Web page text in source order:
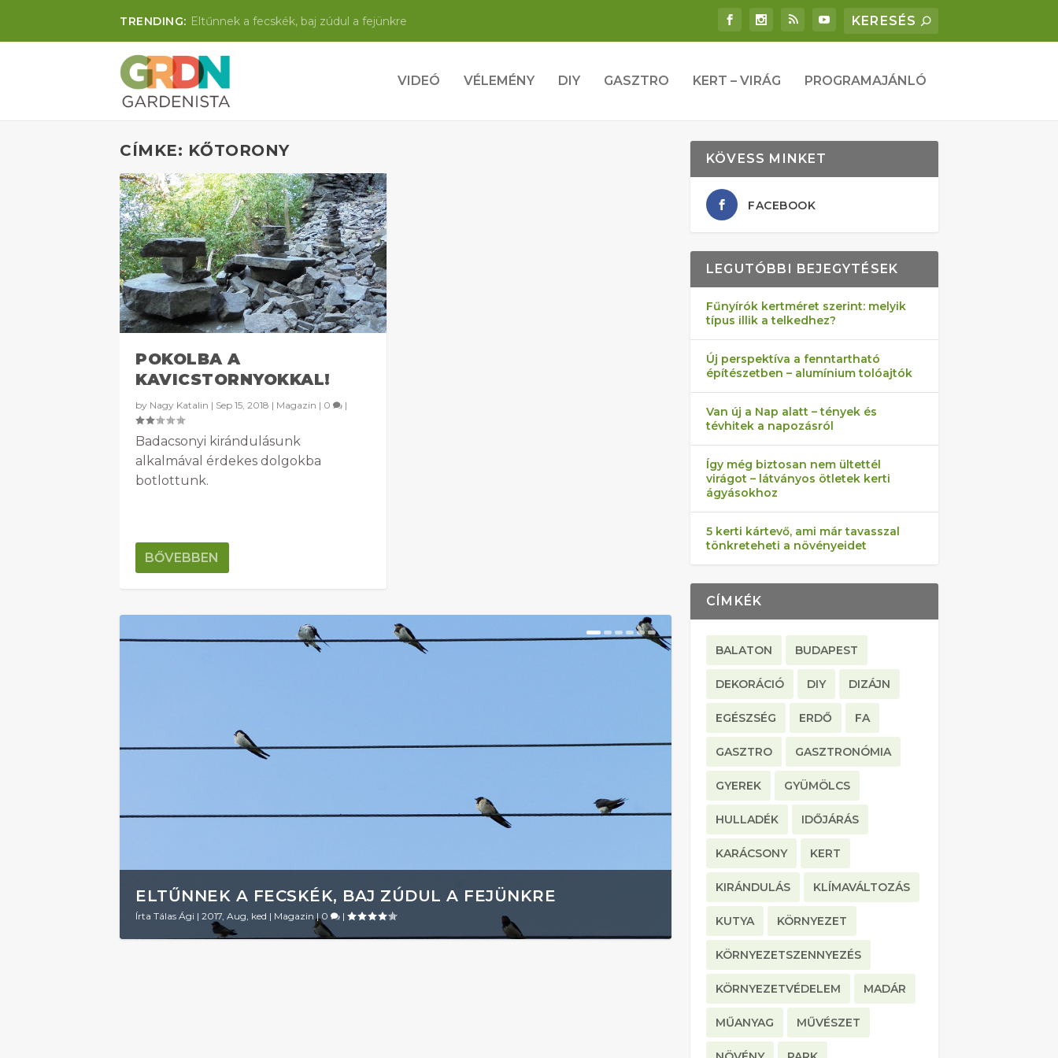
TRENDING: Eltűnnek a fecskék, baj zúdul a fejünkre
VIDEÓ VÉLEMÉNY DIY GASZTRO KERT – VIRÁG PROGRAMAJÁNLÓ
CÍMKE: KŐTORONY
POKOLBA A
KAVICSTORNYOKKAL!
by Nagy Katalin | Sep 15, 2018 | Magazin | 0 |
Badacsonyi kirándulásunk
alkalmával érdekes dolgokba
botlottunk.
BŐVEBBEN
ELTŰNNEK A FECSKÉK, BAJ ZÚDUL A FEJÜNKRE
Írta Tálas Ági | 2017, Aug, ked | Magazin | 0 |
KÖVESS MINKET
FACEBOOK
LEGUTÓBBI BEJEGYTÉSEK
Fűnyírók kertméret szerint: melyik
típus illik a telkedhez?
Új perspektíva a fenntartható
építészetben – alumínium tolóajtók
Van új a Nap alatt – tények és
tévhitek a napozásról
Így még biztosan nem ültettél
virágot – látványos ötletek kerti
ágyásokhoz
5 kerti kártevő, ami már tavasszal
tönkreteheti a növényeidet
CÍMKÉK
BALATON BUDAPEST
DEKORÁCIÓ DIY DIZÁJN
EGÉSZSÉG ERDŐ FA
GASZTRO GASZTRONÓMIA
GYEREK GYÜMÖLCS
HULLADÉK IDŐJÁRÁS
KARÁCSONY KERT
KIRÁNDULÁS KLÍMAVÁLTOZÁS
KUTYA KÖRNYEZET
KÖRNYEZETSZENNYEZÉS
KÖRNYEZETVÉDELEM MADÁR
MŰANYAG MŰVÉSZET